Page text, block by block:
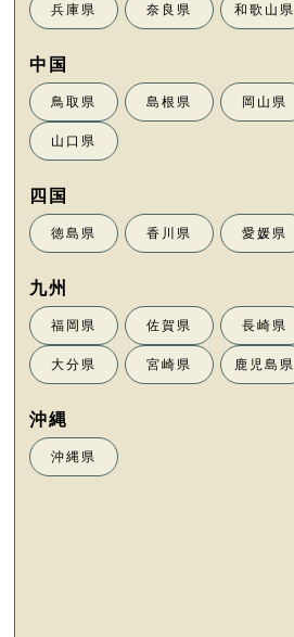
兵庫県 奈良県 和歌山県
鳥取県 島根県 岡山県
山口県
徳島県 香川県 愛媛県
福岡県 佐賀県 長崎県
大分県 宮崎県 鹿児島県
沖縄県